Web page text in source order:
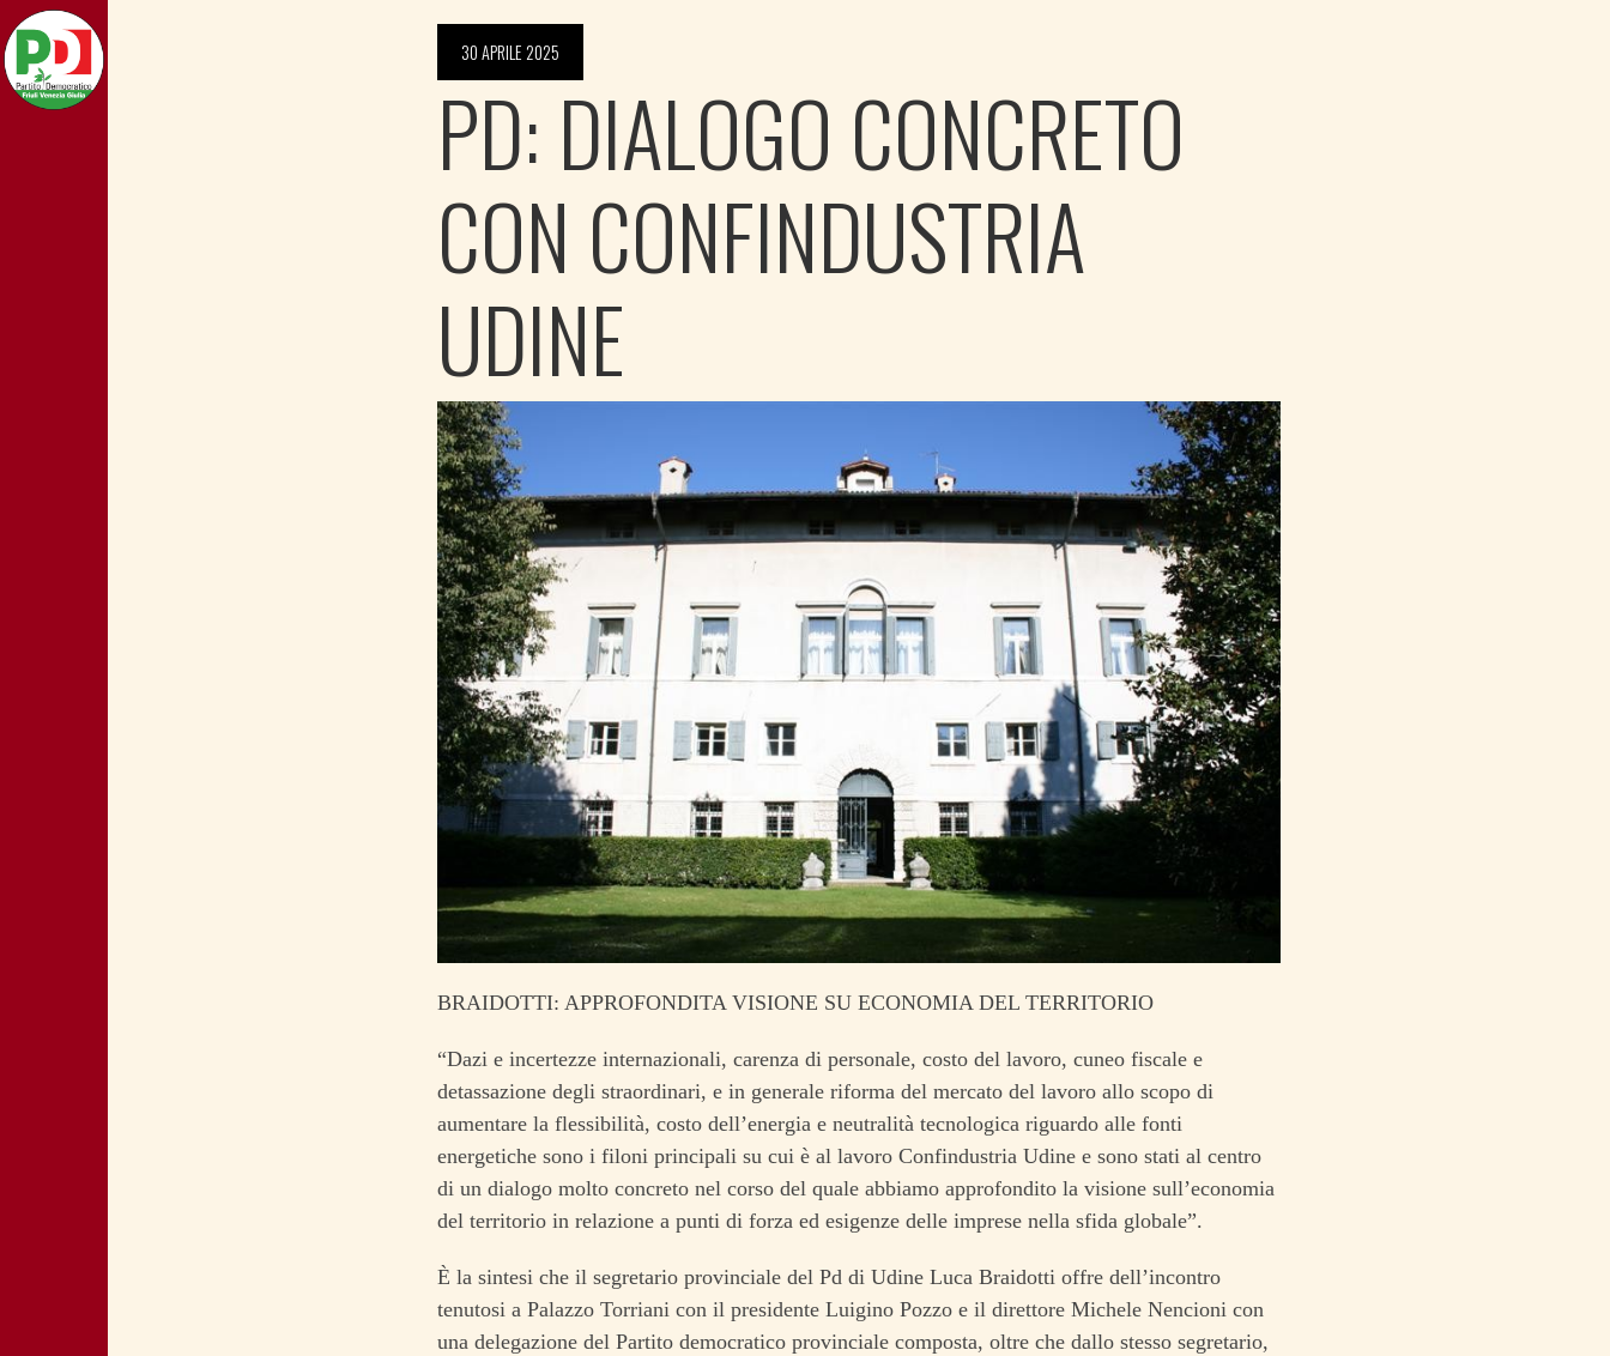
30 APRILE 2025
PD: DIALOGO CONCRETO
CON CONFINDUSTRIA
UDINE
BRAIDOTTI: APPROFONDITA VISIONE SU ECONOMIA DEL TERRITORIO
“Dazi e incertezze internazionali, carenza di personale, costo del lavoro, cuneo fiscale e
detassazione degli straordinari, e in generale riforma del mercato del lavoro allo scopo di
aumentare la flessibilità, costo dell’energia e neutralità tecnologica riguardo alle fonti
energetiche sono i filoni principali su cui è al lavoro Confindustria Udine e sono stati al centro
di un dialogo molto concreto nel corso del quale abbiamo approfondito la visione sull’economia
del territorio in relazione a punti di forza ed esigenze delle imprese nella sfida globale”.
È la sintesi che il segretario provinciale del Pd di Udine Luca Braidotti offre dell’incontro
tenutosi a Palazzo Torriani con il presidente Luigino Pozzo e il direttore Michele Nencioni con
una delegazione del Partito democratico provinciale composta, oltre che dallo stesso segretario,